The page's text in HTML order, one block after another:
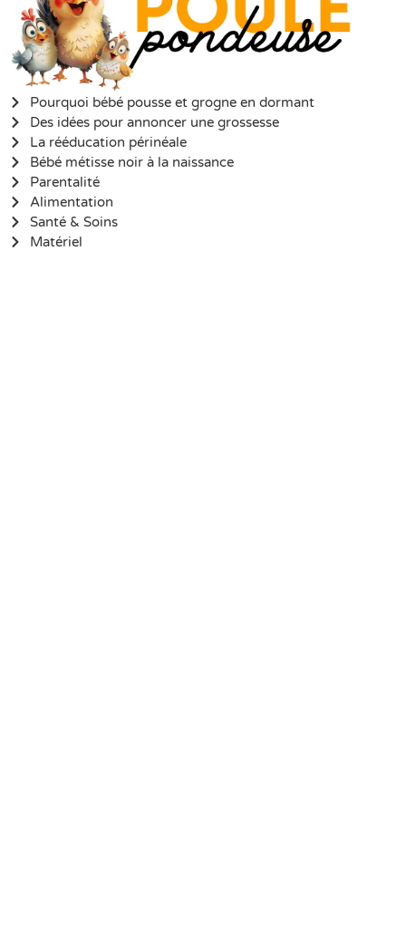
Pourquoi bébé pousse et grogne en dormant
Des idées pour annoncer une grossesse
La rééducation périnéale
Bébé métisse noir à la naissance
Parentalité
Alimentation
Santé & Soins
Matériel